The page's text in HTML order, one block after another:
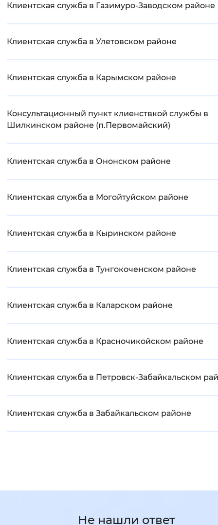
Клиентская служба в Газимуро-Заводском районе
Клиентская служба в Улетовском районе
Клиентская служба в Карымском районе
Консультационный пункт клиенствкой службы в
Шилкинском районе (п.Первомайский)
Клиентская служба в Ононском районе
Клиентская служба в Могойтуйском районе
Клиентская служба в Кыринском районе
Клиентская служба в Тунгокоченском районе
Клиентская служба в Каларском районе
Клиентская служба в Красночикойском районе
Клиентская служба в Петровск-Забайкальском
Клиентская служба в Забайкальском районе
Не нашли ответ